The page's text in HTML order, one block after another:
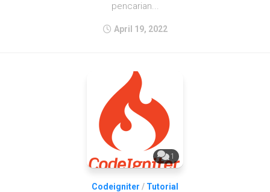
pencarian...
April 19, 2022
1
Codeigniter / Tutorial